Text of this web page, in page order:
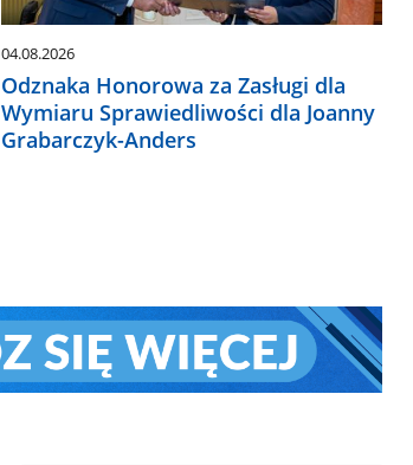
04.08.2026
Odznaka Honorowa za Zasługi dla
Wymiaru Sprawiedliwości dla Joanny
Grabarczyk-Anders